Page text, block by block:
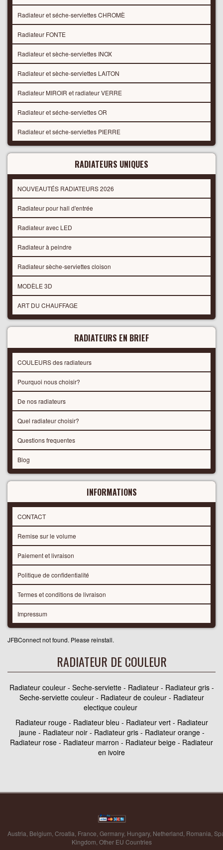
Radiateur et séche-serviettes CHROMÈ
Radiateur FONTE
Radiateur et sèche-serviettes INOX
Radiateur et sèche-serviettes LAITON
Radiateur MIROIR et radiateur VERRE
Radiateur et séche-serviettes OR
Radiateur et séche-serviettes PIERRE
RADIATEURS UNIQUES
NOUVEAUTÉS RADIATEURS 2026
Radiateur pour hall d'entrée
Radiateur avec LED
Radiateur à peindre
Radiateur sèche-serviettes cloison
MODÈLE 3D
ART DU CHAUFFAGE
RADIATEURS EN BRIEF
COULEURS des radiateurs
Pourquoi nous choisir?
De nos radiateurs
Quel radiateur choisir?
Questions frequentes
Blog
INFORMATIONS
CONTACT
Remise sur le volume
Paiement et livraison
Politique de confidentialité
Termes et conditions de livraison
Impressum
JFBConnect not found. Please reinstall.
RADIATEUR DE COULEUR
Radiateur couleur - Seche-serviette - Radiateur - Radiateur gris -
Seche-serviette couleur - Radiateur de couleur - Radiateur
electique couleur
Radiateur rouge - Radiateur bleu - Radiateur vert - Radiateur
jaune - Radiateur noir - Radiateur gris - Radiateur orange -
Radiateur rose - Radiateur marron - Radiateur beige - Radiateur
en ivoire
Austria Belgium Croatia France Germany, Hungary, Netherland Romania
Kingdom Other EU Countries